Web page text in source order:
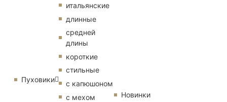
Пуховики
итальянские
длинные
средней
длины
короткие
стильные
с капюшоном
с мехом
Новинки